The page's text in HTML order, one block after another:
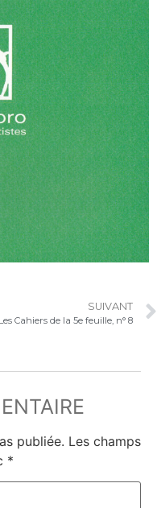
SUIVANT
Les Cahiers de la 5e feuille, n° 8
publiée. Les champs
*